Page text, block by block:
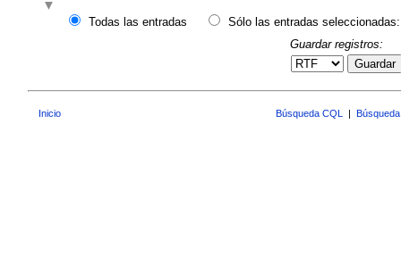
Todas las entradas
Sólo las entradas seleccionadas:
Guardar registros:
Guardar
Inicio Búsqueda CQL